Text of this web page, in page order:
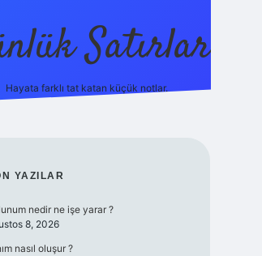
Satırlar
Hayata farklı tat katan küçük notlar.
YAZILAR
nedir ne işe yarar ?
8, 2026
nasıl oluşur ?